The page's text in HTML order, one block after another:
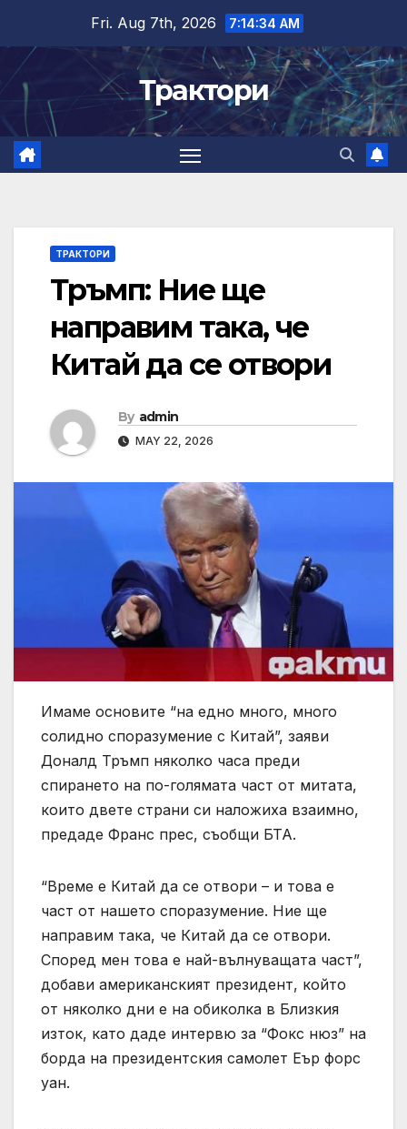
content
Fri. Aug 7th, 2026 7:14:34 AM
Трактори
ТРАКТОРИ
Тръмп: Ние ще
направим така, че
Китай да се отвори
By admin
MAY 22, 2026
Имаме основите “на едно много, много
солидно споразумение с Китай”, заяви
Доналд Тръмп няколко часа преди
спирането на по-голямата част от митата,
които двете страни си наложиха взаимно,
предаде Франс прес, съобщи БТА.
“Време е Китай да се отвори – и това е
част от нашето споразумение. Ние ще
направим така, че Китай да се отвори.
Според мен това е най-вълнуващата част”,
добави американският президент, който
от няколко дни е на обиколка в Близкия
изток, като даде интервю за “Фокс нюз” на
борда на президентския самолет Еър форс
уан.